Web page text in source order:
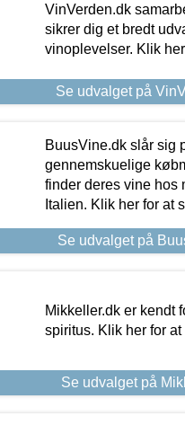
VinVerden.dk
sikrer dig et bredt
vinoplevelser. Klik
Se udvalget på
BuusVine.dk slår sig
gennemskuelige
finder deres vine hos
Italien. Klik her for at
Se udvalget på
Mikkeller.dk er kendt
spiritus. Klik her for
Se udvalget på